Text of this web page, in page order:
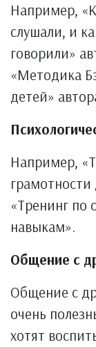
Например,
слушали, и
говорили»
«Методика
детей»
Например,
«Тренинг по
навыкам».
Общение с
Общение с
очень
хотят